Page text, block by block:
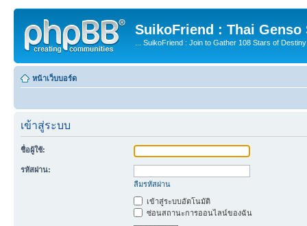
SuikoFriend : Thai Genso
... SuikoFriend : Join to Gather 108 Stars of
หน้าเว็บบอร์ด
เข้าสู่ระบบ
ชื่อผู้ใช้:
รหัสผ่าน:
ลืมรหัสผ่าน
เข้าสู่ระบบอัตโนมัติ
ซ่อนสถานะการออนไลน์ของฉัน